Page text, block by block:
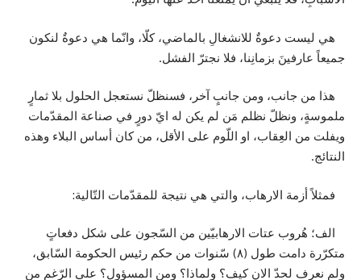
هي ليست دعوةٌ للانشغالِ بالماضي، كلّا، وانّما هي دعوةٌ لنكون
جميعاً عارفينَ بزمانِنا، فلا نجترّ الفشل.
هذا من جانب، ومن جانبٍ آخر، فسنظلّ نستعجل الحلول بلا ثمارٍ
ملموسةٍ، ونظلّ نظلم مَن لم يكن له ايّ دورٍ في صناعة المقدّمات
ويفلت من العِقاب، او اللّوم على الأقل، من كان أساس البلاء وهذه
النتائج.
فمثلاً أزمة الارهاب، والتي هي نتيجة للمقدّمات التّالية:
الف؛ هُروب عتات الارهابيّين من السّجون على شكل دفعاتٍ
متكرّرة دامت طول (٨) سّنوات من حكم رئيس الحكومة السّابق،
ولم نعرف لحدّ الان كيف؟ ولماذا؟ ومن المسؤول؟ على الرّغم من